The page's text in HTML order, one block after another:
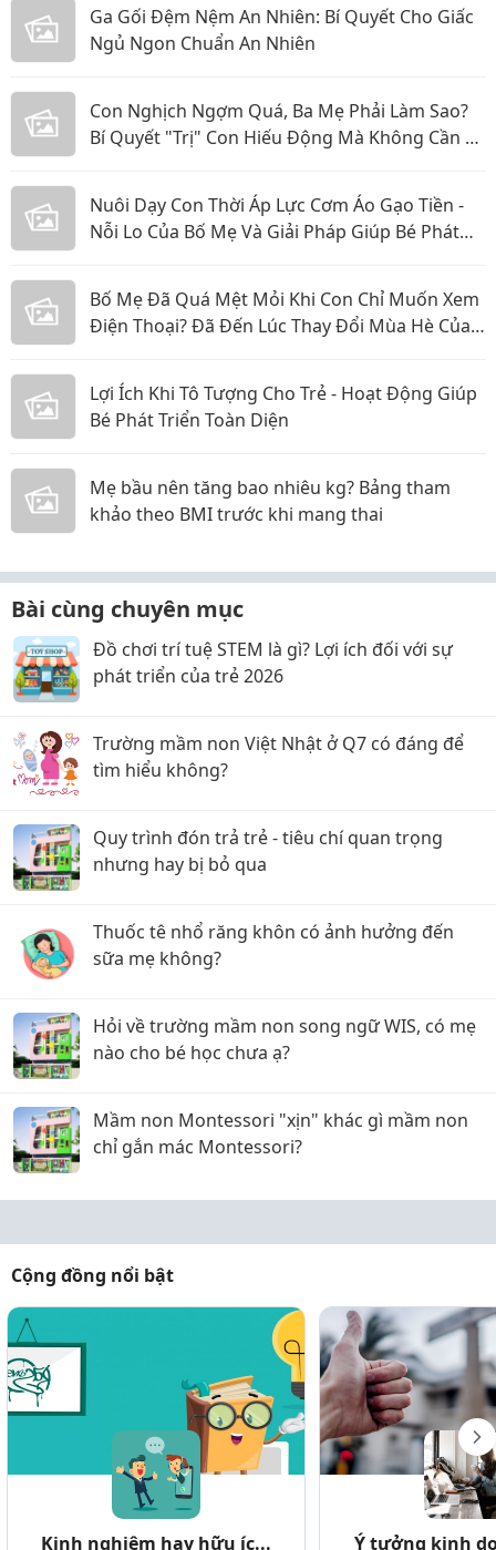
Ga Gối Đệm Nệm An Nhiên: Bí Quyết Cho Giấc
Ngủ Ngon Chuẩn An Nhiên
Con Nghịch Ngợm Quá, Ba Mẹ Phải Làm Sao?
Bí Quyết "Trị" Con Hiếu Động Mà Không Cần La
Nuôi Dạy Con Thời Áp Lực Cơm Áo Gạo Tiền -
Nỗi Lo Của Bố Mẹ Và Giải Pháp Giúp Bé Phát
Bố Mẹ Đã Quá Mệt Mỏi Khi Con Chỉ Muốn Xem
Điện Thoại? Đã Đến Lúc Thay Đổi Mùa Hè Của
Lợi Ích Khi Tô Tượng Cho Trẻ - Hoạt Động Giúp
Bé Phát Triển Toàn Diện
Mẹ bầu nên tăng bao nhiêu kg? Bảng tham
khảo theo BMI trước khi mang thai
Bài cùng chuyên mục
Đồ chơi trí tuệ STEM là gì? Lợi ích đối với sự
phát triển của trẻ 2026
Trường mầm non Việt Nhật ở Q7 có đáng để
tìm hiểu không?
Quy trình đón trả trẻ - tiêu chí quan trọng
nhưng hay bị bỏ qua
Thuốc tê nhổ răng khôn có ảnh hưởng đến
sữa mẹ không?
Hỏi về trường mầm non song ngữ WIS, có mẹ
nào cho bé học chưa ạ?
Mầm non Montessori "xịn" khác gì mầm non
chỉ gắn mác Montessori?
Cộng đồng nổi bật
Kinh nghiệm hay hữu íc... Ý tưởng kinh